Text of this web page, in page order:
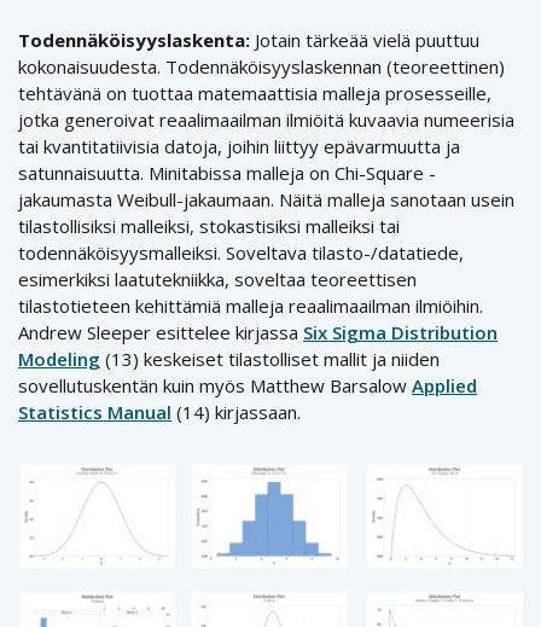
Todennäköisyyslaskenta: Jotain tärkeää vielä puuttuu
kokonaisuudesta. Todennäköisyyslaskennan (teoreettinen)
tehtävänä on tuottaa matemaattisia malleja prosesseille,
jotka generoivat reaalimaailman ilmiöitä kuvaavia numeerisia
tai kvantitatiivisia datoja, joihin liittyy epävarmuutta ja
satunnaisuutta. Minitabissa malleja on Chi-Square -
jakaumasta Weibull-jakaumaan. Näitä malleja sanotaan usein
tilastollisiksi malleiksi, stokastisiksi malleiksi tai
todennäköisyysmalleiksi. Soveltava tilasto-/datatiede,
esimerkiksi laatutekniikka, soveltaa teoreettisen
tilastotieteen kehittämiä malleja reaalimaailman ilmiöihin.
Andrew Sleeper esittelee kirjassa Six Sigma Distribution
Modeling (13) keskeiset tilastolliset mallit ja niiden
sovellutuskentän kuin myös Matthew Barsalow Applied
Statistics Manual (14) kirjassaan.